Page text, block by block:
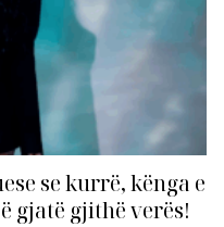
se kurrë, kënga e
gjatë gjithë verës!